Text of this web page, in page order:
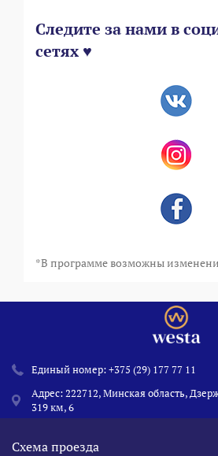
Следите за нами в
сетях ♥
*В программе возможны
Единый номер:+375 (29) 177 77 11
Адрес: 222712, Минская область,
319 км, 6
Схема проезда